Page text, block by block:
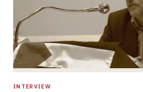
INTERVIEW